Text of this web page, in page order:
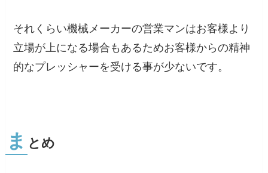
それくらい機械メーカーの営業マンはお客様より
立場が上になる場合もあるためお客様からの精神
的なプレッシャーを受ける事が少ないです。
ま とめ